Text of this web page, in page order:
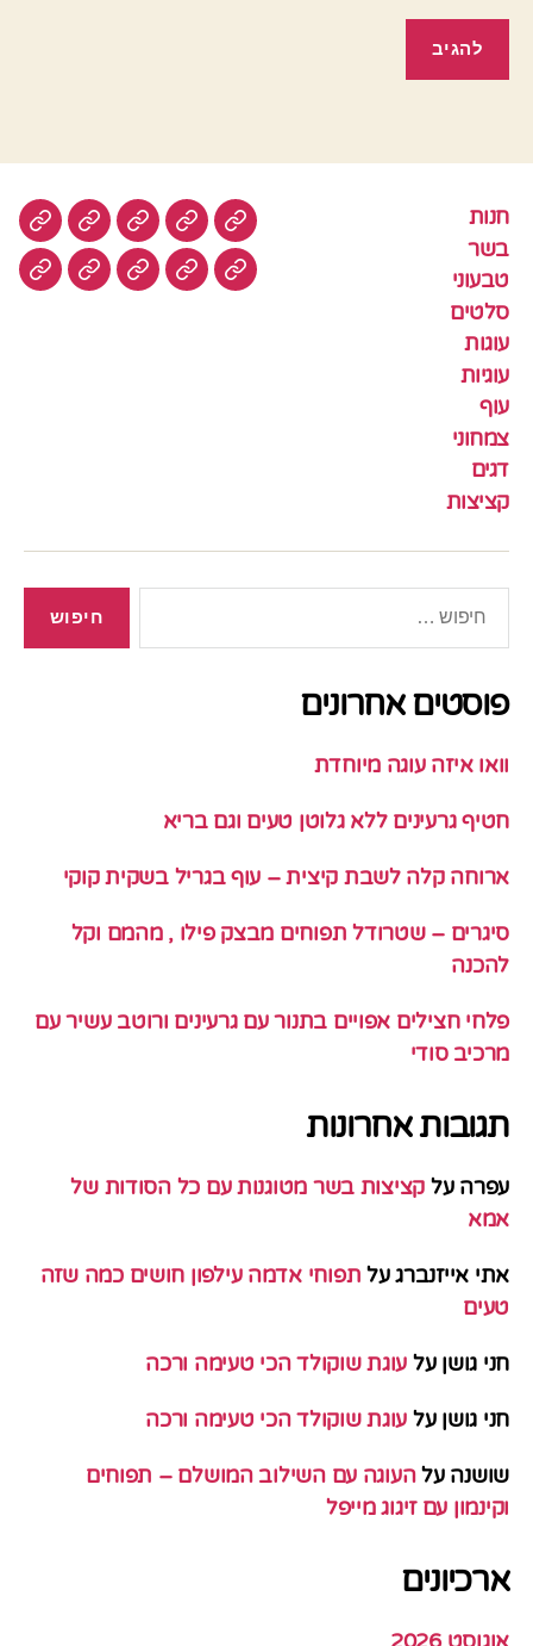
חנות
בשר
טבעוני
סלטים
עוגות
עוגיות
עוף
צמחוני
דגים
קציצות
חנות בשר טבעוניסלטים
עוגיותעוף צמחונידגים
פוסטים אחרונים
וואו איזה עוגה מיוחדת
חטיף גרעינים ללא גלוטן טעים וגם בריא
ארוחה קלה לשבת קיצית – עוף בגריל בשקית קוקי
סיגרים – שטרודל תפוחים מבצק פילו , מהמם וקל
להכנה
פלחי חצילים אפויים בתנור עם גרעינים ורוטב עשיר עם
מרכיב סודי
תגובות אחרונות
עפרה על קציצות בשר מטוגנות עם כל הסודות של
אמא
אתי אייזנברגעל תפוחי אדמה עילפון חושים כמה שזה
טעים
חני גושן על עוגת שוקולד הכי טעימה ורכה
חני גושן על עוגת שוקולד הכי טעימה ורכה
שושנה עלהעוגה עם השילוב המושלם – תפוחים
וקינמון עם זיגוג מייפל
ארכיונים